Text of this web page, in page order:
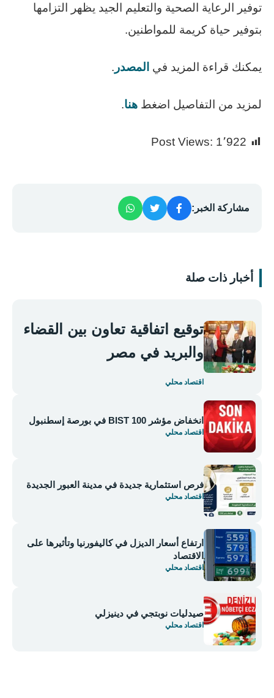
توفير الرعاية الصحية والتعليم الجيد يظهر التزامها
بتوفير حياة كريمة للمواطنين.
يمكنك قراءة المزيد في المصدر .
لمزيد من التفاصيل اضغط هنا.
Post Views: 1٬922
مشاركة الخبر:
أخبار ذات صلة
توقيع اتفاقية تعاون بين القضاء
والبريد في مصر
اقتصاد محلي
انخفاض مؤشر BIST 100 في بورصة إسطنبول
اقتصاد محلي
فرص استثمارية جديدة في مدينة العبور الجديدة
اقتصاد محلي
ارتفاع أسعار الديزل في كاليفورنيا وتأثيرها على
الاقتصاد
اقتصاد محلي
صيدليات نوبتجي في دينيزلي
اقتصاد محلي